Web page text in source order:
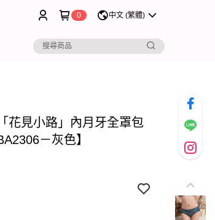
0 中文 (繁體)
花見小路」內月牙全罩包
－灰色】